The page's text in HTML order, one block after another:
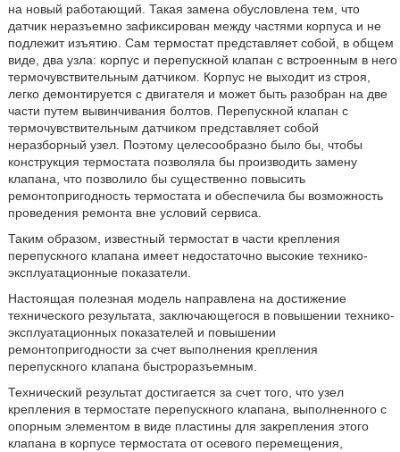
на новый работающий. Такая замена обусловлена тем, что
датчик неразъемно зафиксирован между частями корпуса и не
подлежит изъятию. Сам термостат представляет собой, в общем
виде, два узла: корпус и перепускной клапан с встроенным в него
термочувствительным датчиком. Корпус не выходит из строя,
легко демонтируется с двигателя и может быть разобран на две
части путем вывинчивания болтов. Перепускной клапан с
термочувствительным датчиком представляет собой
неразборный узел. Поэтому целесообразно было бы, чтобы
конструкция термостата позволяла бы производить замену
клапана, что позволило бы существенно повысить
ремонтопригодность термостата и обеспечила бы возможность
проведения ремонта вне условий сервиса.
Таким образом, известный термостат в части крепления
перепускного клапана имеет недостаточно высокие технико-
эксплуатационные показатели.
Настоящая полезная модель направлена на достижение
технического результата, заключающегося в повышении технико-
эксплуатационных показателей и повышении
ремонтопригодности за счет выполнения крепления
перепускного клапана быстроразъемным.
Технический результат достигается за счет того, что узел
крепления в термостате перепускного клапана, выполненного с
опорным элементом в виде пластины для закрепления этого
клапана в корпусе термостата от осевого перемещения,